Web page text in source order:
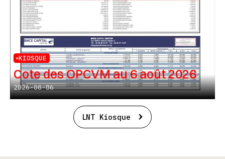
KIOSQUE
Cote des OPCVM au 6 août 2026
2026-08-06
LNT Kiosque